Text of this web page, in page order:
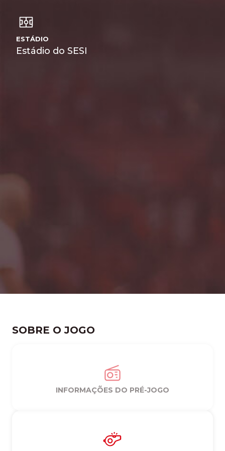
ESTÁDIO
Estádio do SESI
SOBRE O JOGO
INFORMAÇÕES DO PRÉ-JOGO